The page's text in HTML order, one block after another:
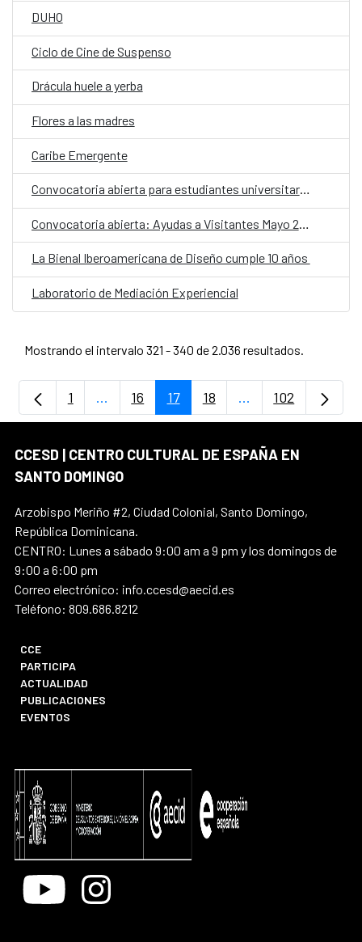
DUHO
Ciclo de Cine de Suspenso
Drácula huele a yerba
Flores a las madres
Caribe Emergente
Convocatoria abierta para estudiantes universitarios dominicanos
Convocatoria abierta: Ayudas a Visitantes Mayo 2018
La Bienal Iberoamericana de Diseño cumple 10 años
Laboratorio de Mediación Experiencial
Mostrando el intervalo 321 - 340 de 2.036 resultados.
Página
1 ...Páginas intermedias Use TAB para
Página
16 Página
17 Página
18 ...PáginasPágina
102
CCESD | CENTRO CULTURAL DE ESPAÑA EN
SANTO DOMINGO
Arzobispo Meriño #2, Ciudad Colonial, Santo Domingo,
República Dominicana.
CENTRO: Lunes a sábado 9:00 am a 9 pm y los domingos de
9:00 a 6:00 pm
Correo electrónico: info.ccesd@aecid.es
Teléfono: 809.686.8212
CCE
PARTICIPA
ACTUALIDAD
PUBLICACIONES
EVENTOS
Youtube Instagram